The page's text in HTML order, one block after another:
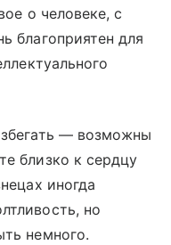
о человеке, с
благоприятен для
— возможны
близко к сердцу
иногда
но
немного.